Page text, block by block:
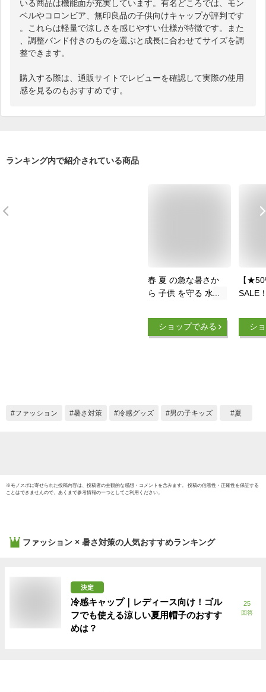
いる商品は機能面が充実しています。有名どころでは、モン
ベルやコロンビア、無印良品の子供向けキャップが評判です
。これらは軽量で涼しさを感じやすい仕様が特徴です。また
、調整バンド付きのものを選ぶと成長に合わせてサイズを調
整できます。
購入する際は、通販サイトでレビューを確認して実際の使用
感を見るのもおすすめです。
ランキング内で紹介されている商品
春 夏 の急な暑さか
ら 子供 を守る 水だ
も 帽子 たれ付き ひ
んやり 涼しい 熱中
ズ UVカット 女の子
ショップでみる
【
SALE
ンパサ
（
帽子
シ
ファッション 暑さ対策 冷感グッズ 男の子キッズ 夏
※モノスポに寄せられた投稿内容は、投稿者の主観的な感想・コメントを含みます。 投稿の信憑性・正確性を保証する
ことはできませんので、あくまで参考情報の一つとしてご利用ください。
ファッション × 暑さ対策の人気おすすめランキング
決定
冷感キャップ｜レディース向け！ゴル
フでも使える涼しい夏用帽子のおすす
めは？
25
回答